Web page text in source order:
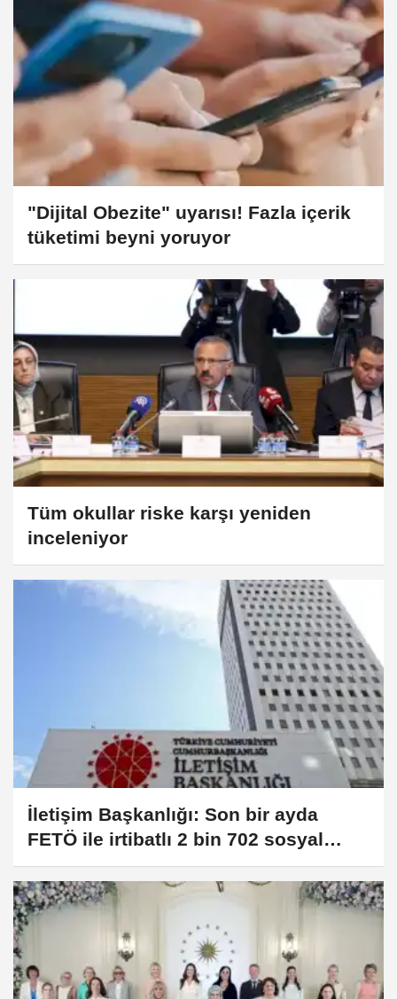
"Dijital Obezite" uyarısı! Fazla içerik
tüketimi beyni yoruyor
Tüm okullar riske karşı yeniden
inceleniyor
İletişim Başkanlığı: Son bir ayda
FETÖ ile irtibatlı 2 bin 702 sosyal
hesaba erişim engeli getirildi